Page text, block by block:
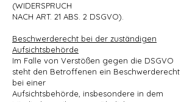
(WIDERSPRUCH
NACH ART. 21 ABS. 2 DSGVO).
Beschwerderecht bei der zuständigen
Aufsichtsbehörde
Im Falle von Verstößen gegen die DSGVO
steht den Betroffenen ein Beschwerderecht
bei einer
Aufsichtsbehörde, insbesondere in dem